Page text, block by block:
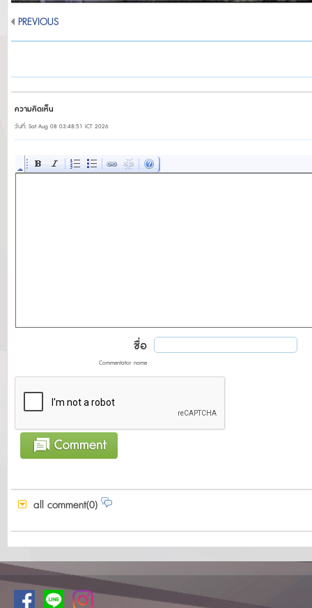
PREVIOUS
ความคิดเห็น
วันที่: Sat Aug 08 03:48:51 ICT 2026
ชื่อ
Commentator name
all comment(0)